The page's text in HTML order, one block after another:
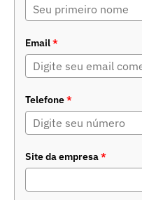
Email*
Telefone*
Site da empresa*